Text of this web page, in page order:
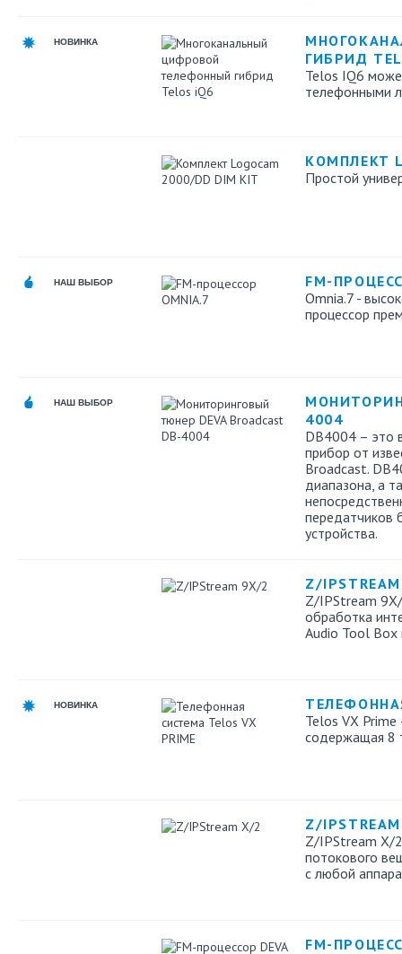
НОВИНКА
ГИБРИД
Telos IQ6
телефонными
КОМПЛЕКТ
Простой
НАШ ВЫБОР
FM-
Omnia.7 -
процессор
НАШ ВЫБОР
4004
DB4004 – это
прибор от
Broadcast.
диапазона, а
передатчиков
устройства.
Z/
Z/IPStream
обработка
Audio Tool Box
НОВИНКА
Telos VX
содержащая 8
Z/
Z/IPStream X/
потокового
с любой
FM-